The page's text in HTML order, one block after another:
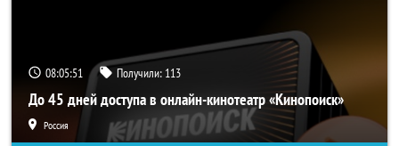
08:05:50 Получили: 113
До 45 дней доступа в онлайн-кинотеатр «Кинопоиск»
Россия